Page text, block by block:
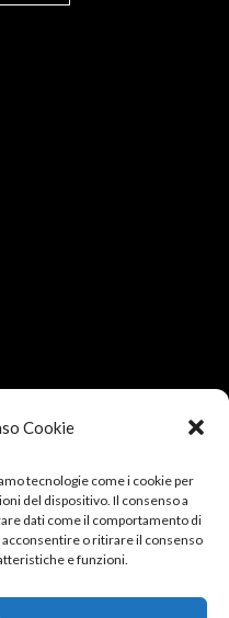
Cookie
tecnologie come i cookie per
del dispositivo. Il consenso a
dati come il comportamento di
acconsentire o ritirare il consenso
e funzioni.
PRIVACY POLICY
AREA